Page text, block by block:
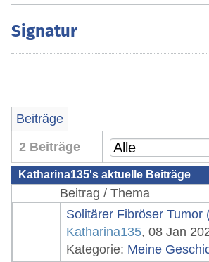
Signatur
Beiträge
2 Beiträge
Katharina135's aktuelle Beiträge
Beitrag / Thema
Solitärer Fibröser Tumor
Katharina135, 08 Jan
Kategorie: Meine